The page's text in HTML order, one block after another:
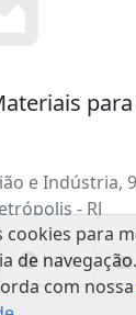
e Indústria,
- RJ
Info
cookies para
de
com nossa